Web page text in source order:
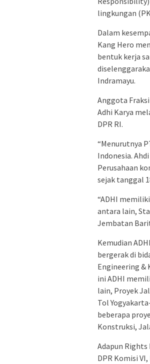
lingkungan
Dalam
Kang Hero
bentuk kerja
Indramayu.
Anggota
Adhi Karya
DPR RI.
“Menurutnya
Indonesia.
Perusahaan
sejak tanggal
“ADHI
antara lain,
Jembatan
Kemudian
bergerak di
Engineering &
ini ADHI
lain, Proyek
Tol
beberapa
Konstruksi,
Adapun Rights
DPR Komisi